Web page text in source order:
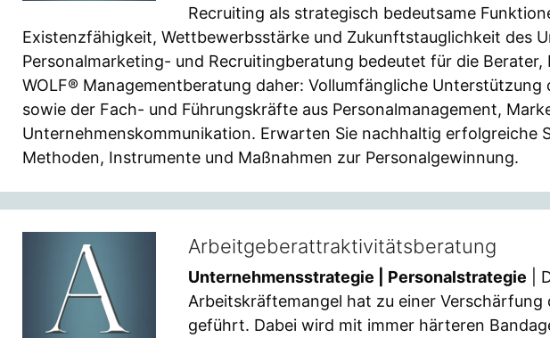
Recruiting als strategisch bedeutsame
Existenzfähigkeit, Wettbewerbsstärke und Zukunftstauglichkeit des
Personalmarketing- und Recruitingberatung bedeutet für die
WOLF® Managementberatung daher: Vollumfängliche Unterstützung
sowie der Fach- und Führungskräfte aus Personalmanagement,
Unternehmenskommunikation. Erwarten Sie nachhaltig erfolgreiche
Methoden, Instrumente und Maßnahmen zur Personalgewinnung.
Arbeitgeberattraktivitätsberatung
Unternehmensstrategie | Personalstrategie |
Arbeitskräftemangel hat zu einer Verschärfung
geführt. Dabei wird mit immer härteren